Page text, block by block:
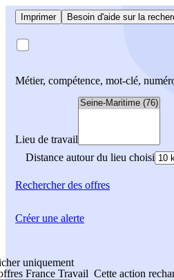
Imprimer Besoin d'aide sur la
Métier, compétence, mot-clé,
Lieu de travail
Distance autour du lieu choisi
Rechercherdes offres
uniquement
France Travail Cette action
Créer une alerte